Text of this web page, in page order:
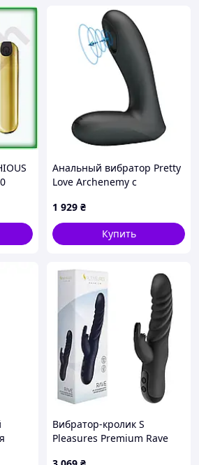
Анальный вибратор Pretty
Love Archenemy с
х 3.3 см
1 929 ₴
Купить
Вибратор-кролик S
Pleasures Premium Rave